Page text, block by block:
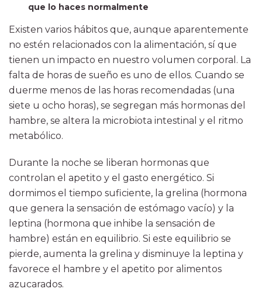
que lo haces normalmente
Existen varios hábitos que, aunque aparentemente
no estén relacionados con la alimentación, sí que
tienen un impacto en nuestro volumen corporal. La
falta de horas de sueño es uno de ellos. Cuando se
duerme menos de las horas recomendadas (una
siete u ocho horas), se segregan más hormonas del
hambre, se altera la microbiota intestinal y el ritmo
metabólico.
Durante la noche se liberan hormonas que
controlan el apetito y el gasto energético. Si
dormimos el tiempo suficiente, la grelina (hormona
que genera la sensación de estómago vacío) y la
leptina (hormona que inhibe la sensación de
hambre) están en equilibrio. Si este equilibrio se
pierde, aumenta la grelina y disminuye la leptina y
favorece el hambre y el apetito por alimentos
azucarados.